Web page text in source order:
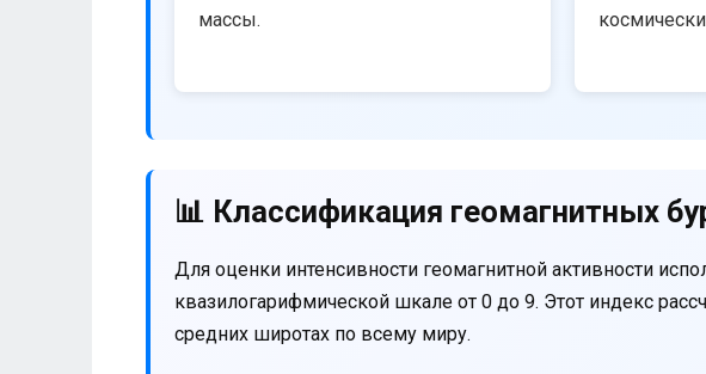
массы.
📊 Классификация геомагнитных
Для оценки интенсивности геомагнитной активности
квазилогарифмической шкале от 0 до 9. Этот индекс
средних широтах по всему миру.